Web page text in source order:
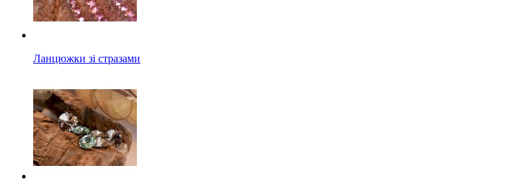
Ланцюжки зі стразами